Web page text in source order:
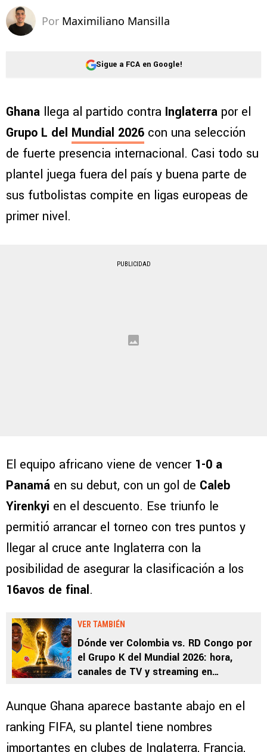
Por Maximiliano Mansilla
Sigue a FCA en Google!
Ghana llega al partido contra Inglaterra por el
Grupo L del Mundial 2026 con una selección
de fuerte presencia internacional. Casi todo su
plantel juega fuera del país y buena parte de
sus futbolistas compite en ligas europeas de
primer nivel.
PUBLICIDAD
El equipo africano viene de vencer 1-0 a
Panamá en su debut, con un gol de Caleb
Yirenkyi en el descuento. Ese triunfo le
permitió arrancar el torneo con tres puntos y
llegar al cruce ante Inglaterra con la
posibilidad de asegurar la clasificación a los
16avos de final.
VER TAMBIÉN
Dónde ver Colombia vs. RD Congo por
el Grupo K del Mundial 2026: hora,
canales de TV y streaming en
Aunque Ghana aparece bastante abajo en el
ranking FIFA, su plantel tiene nombres
importantes en clubes de Inglaterra, Francia,